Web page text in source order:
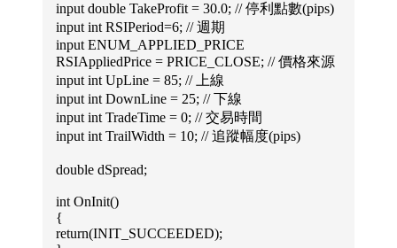
input double TakeProfit = 30.0; // 停利點數(pips)
input int RSIPeriod=6; // 週期
input ENUM_APPLIED_PRICE
RSIAppliedPrice = PRICE_CLOSE; // 價格來源
input int UpLine = 85; // 上線
input int DownLine = 25; // 下線
input int TradeTime = 0; // 交易時間
input int TrailWidth = 10; // 追蹤幅度(pips)
double dSpread;
int OnInit()
{
return(INIT_SUCCEEDED);